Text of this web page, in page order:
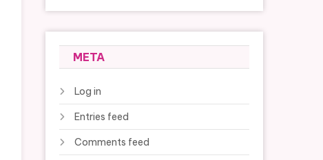
META
Log in
Entries feed
Comments feed